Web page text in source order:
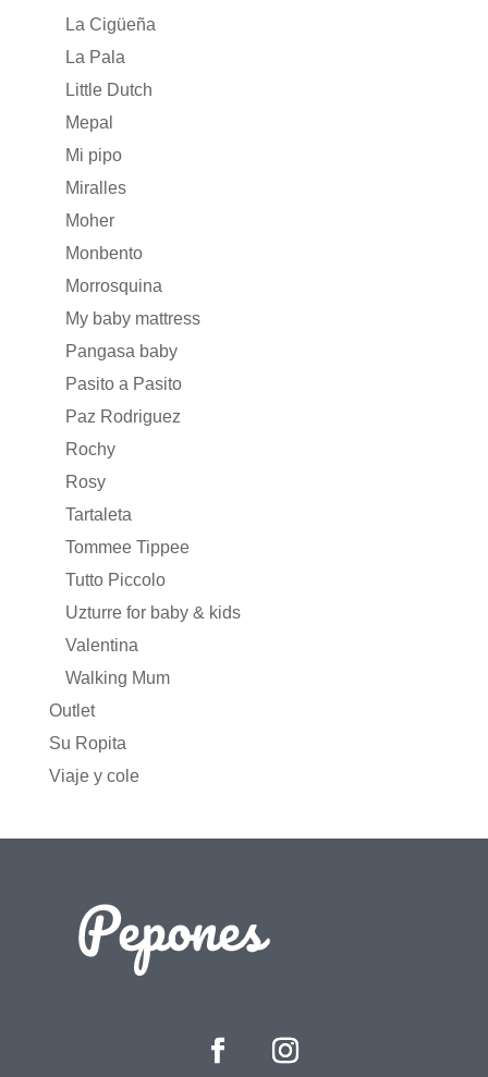
La Cigüeña
La Pala
Little Dutch
Mepal
Mi pipo
Miralles
Moher
Monbento
Morrosquina
My baby mattress
Pangasa baby
Pasito a Pasito
Paz Rodriguez
Rochy
Rosy
Tartaleta
Tommee Tippee
Tutto Piccolo
Uzturre for baby & kids
Valentina
Walking Mum
Outlet
Su Ropita
Viaje y cole